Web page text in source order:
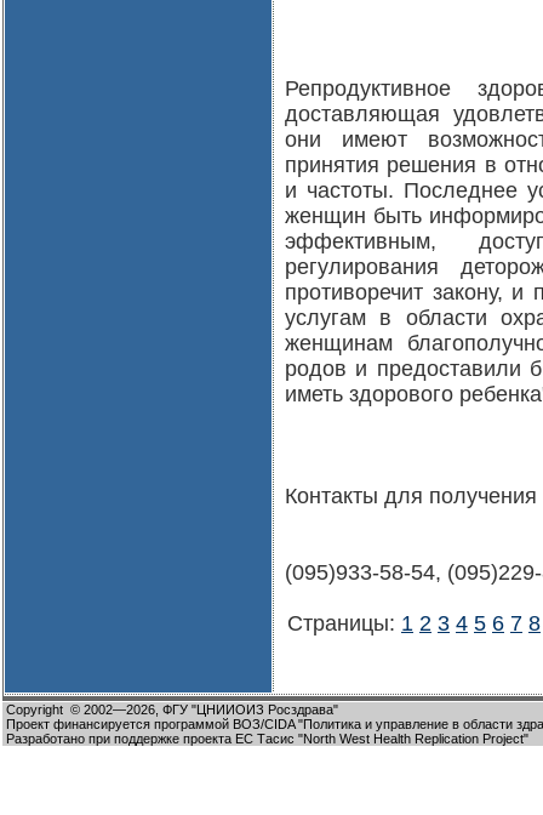
Репродуктивное
доставляющая
они имеют
принятия решения в
и частоты. Последнее
женщин быть
эффективным,
регулирования
противоречит закону,
услугам в области
женщинам
родов и предоставили
иметь здорового
Контакты для
(095)933-58-54,
Страницы: 1 2 3 4 5 6 7 8
Copyright © 2002—2026, ФГУ "ЦНИИОИЗ Росздрава"
Проект финансируется программой ВОЗ/CIDA "Политика и управление в области
Разработано при поддержке проекта ЕС Тасис "North West Health Replication Project"